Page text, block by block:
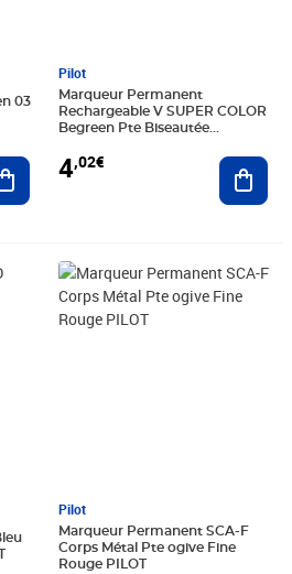
03
Ajouter au panier
Pilot
Marqueur Permanent
Rechargeable V SUPER COLOR
Begreen Pte Biseautée
4,02€
Pilot
Marqueur Permanent SCA-F
Corps Métal Pte ogive Fine
Rouge PILOT
Prix barré 3,79€
Prix 2,65€